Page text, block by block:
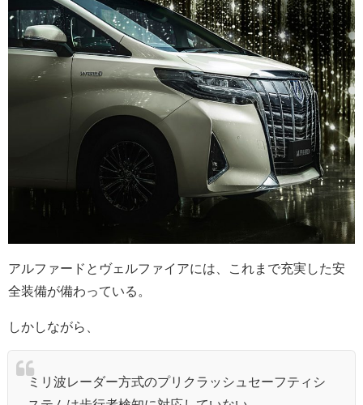
アルファードとヴェルファイアには、これまで充実した安
全装備が備わっている。
しかしながら、
ミリ波レーダー方式のプリクラッシュセーフティシ